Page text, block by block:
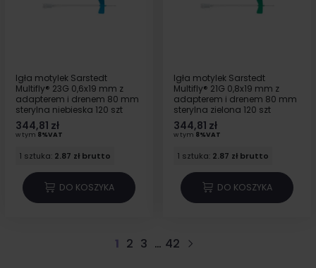
Igła motylek Sarstedt
Multifly® 23G 0,6x19 mm z
adapterem i drenem 80 mm
sterylna niebieska 120 szt
344,81 zł
w tym 8%VAT
1 sztuka: 2.87 zł brutto
DO KOSZYKA
Igła motylek Sarstedt
Multifly® 21G 0,8x19 mm z
adapterem i drenem 80 mm
sterylna zielona 120 szt
344,81 zł
w tym 8%VAT
1 sztuka: 2.87 zł brutto
DO KOSZYKA
1 2 3 … 42
Następny